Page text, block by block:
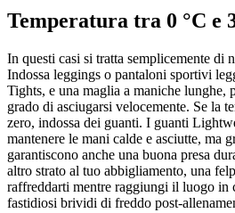
Temperatura tra 0 °C e
In questi casi si tratta semplicemente di
Indossa leggings o pantaloni sportivi
Tights, e una maglia a maniche lunghe,
grado di asciugarsi velocemente. Se la
zero, indossa dei guanti. I guanti
mantenere le mani calde e asciutte, ma
garantiscono anche una buona presa
altro strato al tuo abbigliamento, una
raffreddarti mentre raggiungi il luogo in
fastidiosi brividi di freddo post-